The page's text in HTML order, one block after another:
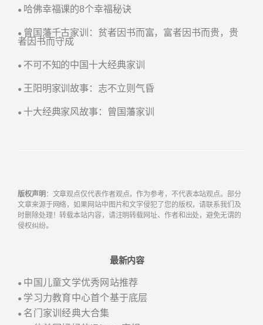
● 哈佛幸福课的8个幸福秘诀
● 曾国藩千古家训：贫者因书而富，富者因书而贵，贵
者因书而守成
● 不可不知的中国十大经典家训
● 王阳明家训故事：志不立则气昏
● 十大经典家风故事：曾国藩家训
版权声明 ：文章观点仅代表作者观点，作为参考，不代表本站观点。部分
文章来源于网络，如果网站中图片和文字侵犯了您的版权，请联系我们及
时删除处理！转载本站内容，请注明转载网址、作者和出处，避免无谓的
侵权纠纷。
最新内容
● 中国儿童文学优秀网站推荐
● 学习力教育中心首个基于底层
● 名门家训经典大合集